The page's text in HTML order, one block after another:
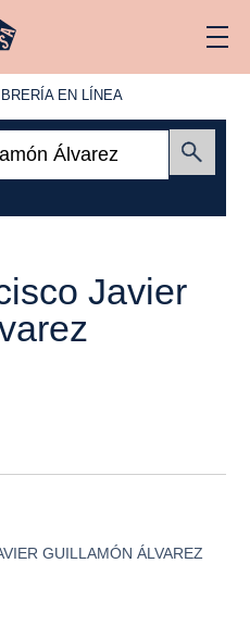
EN LÍNEA
Javier
GUILLAMÓN ÁLVAREZ